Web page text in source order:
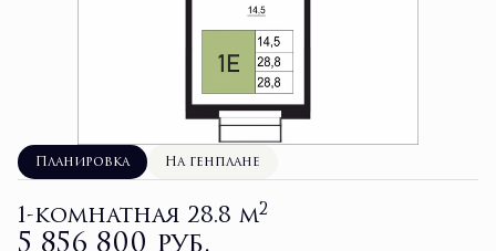
Планировка На генплане
1-комнатная 28.8 м2